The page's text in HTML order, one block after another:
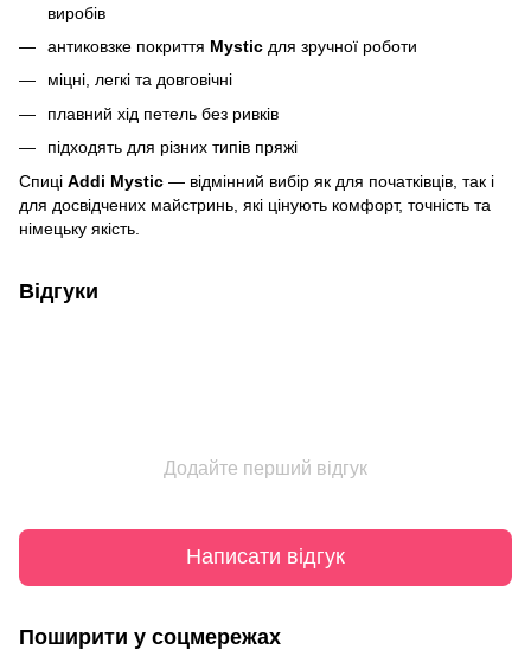
виробів
антиковзке покриття Mystic для зручної роботи
міцні, легкі та довговічні
плавний хід петель без ривків
підходять для різних типів пряжі
Спиці Addi Mystic — відмінний вибір як для початківців, так і
для досвідчених майстринь, які цінують комфорт, точність та
німецьку якість.
Відгуки
Додайте перший відгук
Написати відгук
Поширити у соцмережах